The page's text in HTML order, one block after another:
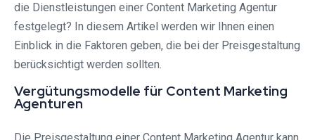
die Dienstleistungen einer Content Marketing Agentur
festgelegt? In diesem Artikel werden wir Ihnen einen
Einblick in die Faktoren geben, die bei der Preisgestaltung
berücksichtigt werden sollten.
Vergütungsmodelle für Content Marketing
Agenturen